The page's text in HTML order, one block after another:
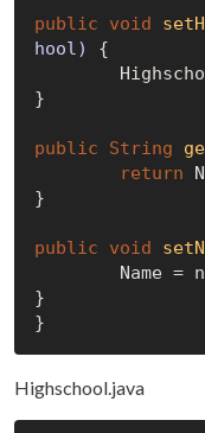
public void
hool)
{
}
public String
return
}
public void
}
Highschool.java